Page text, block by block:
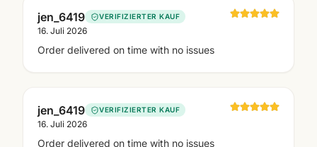
jen_6419 VERIFIZIERTER KAUF
16. Juli 2026
Order delivered on time with no issues
jen_6419 VERIFIZIERTER KAUF
16. Juli 2026
Order delivered on time with no issues